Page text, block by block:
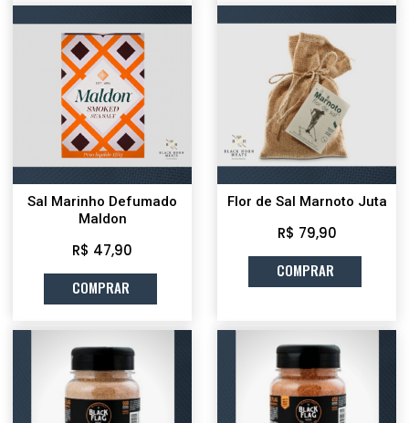
Sal Marinho Defumado
Maldon
R$ 47,90
COMPRAR
Flor de Sal Marnoto Juta
R$ 79,90
COMPRAR